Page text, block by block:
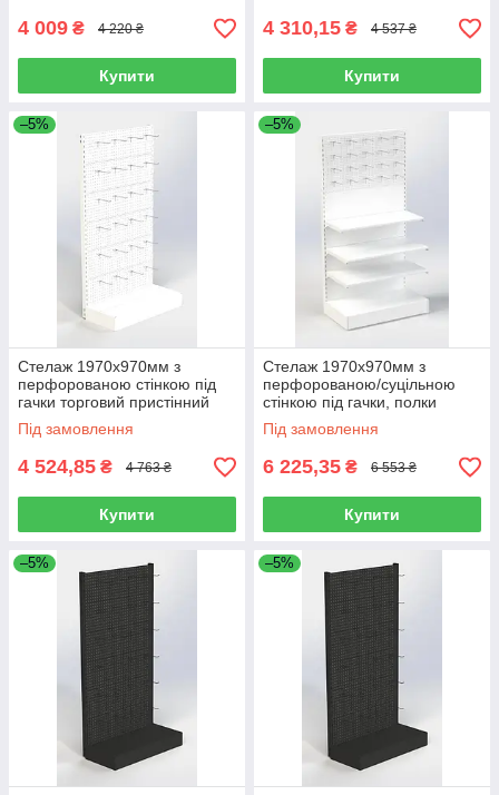
4 009 ₴ 4 220 ₴
Купити
4 310,15 ₴ 4 537 ₴
Купити
–5%
Стелаж 1970х970мм з
перфорованою стінкою під
гачки торговий пристінний
для магазину
Під замовлення
4 524,85 ₴ 4 763 ₴
Купити
–5%
Стелаж 1970х970мм з
перфорованою/суцільною
стінкою під гачки, полки
торговий пристінний для
магазину
Під замовлення
6 225,35 ₴ 6 553 ₴
Купити
–5% –5%